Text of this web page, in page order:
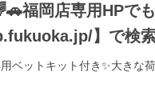
福岡店専用HPで
】で検
ベットキット付き✨大きな